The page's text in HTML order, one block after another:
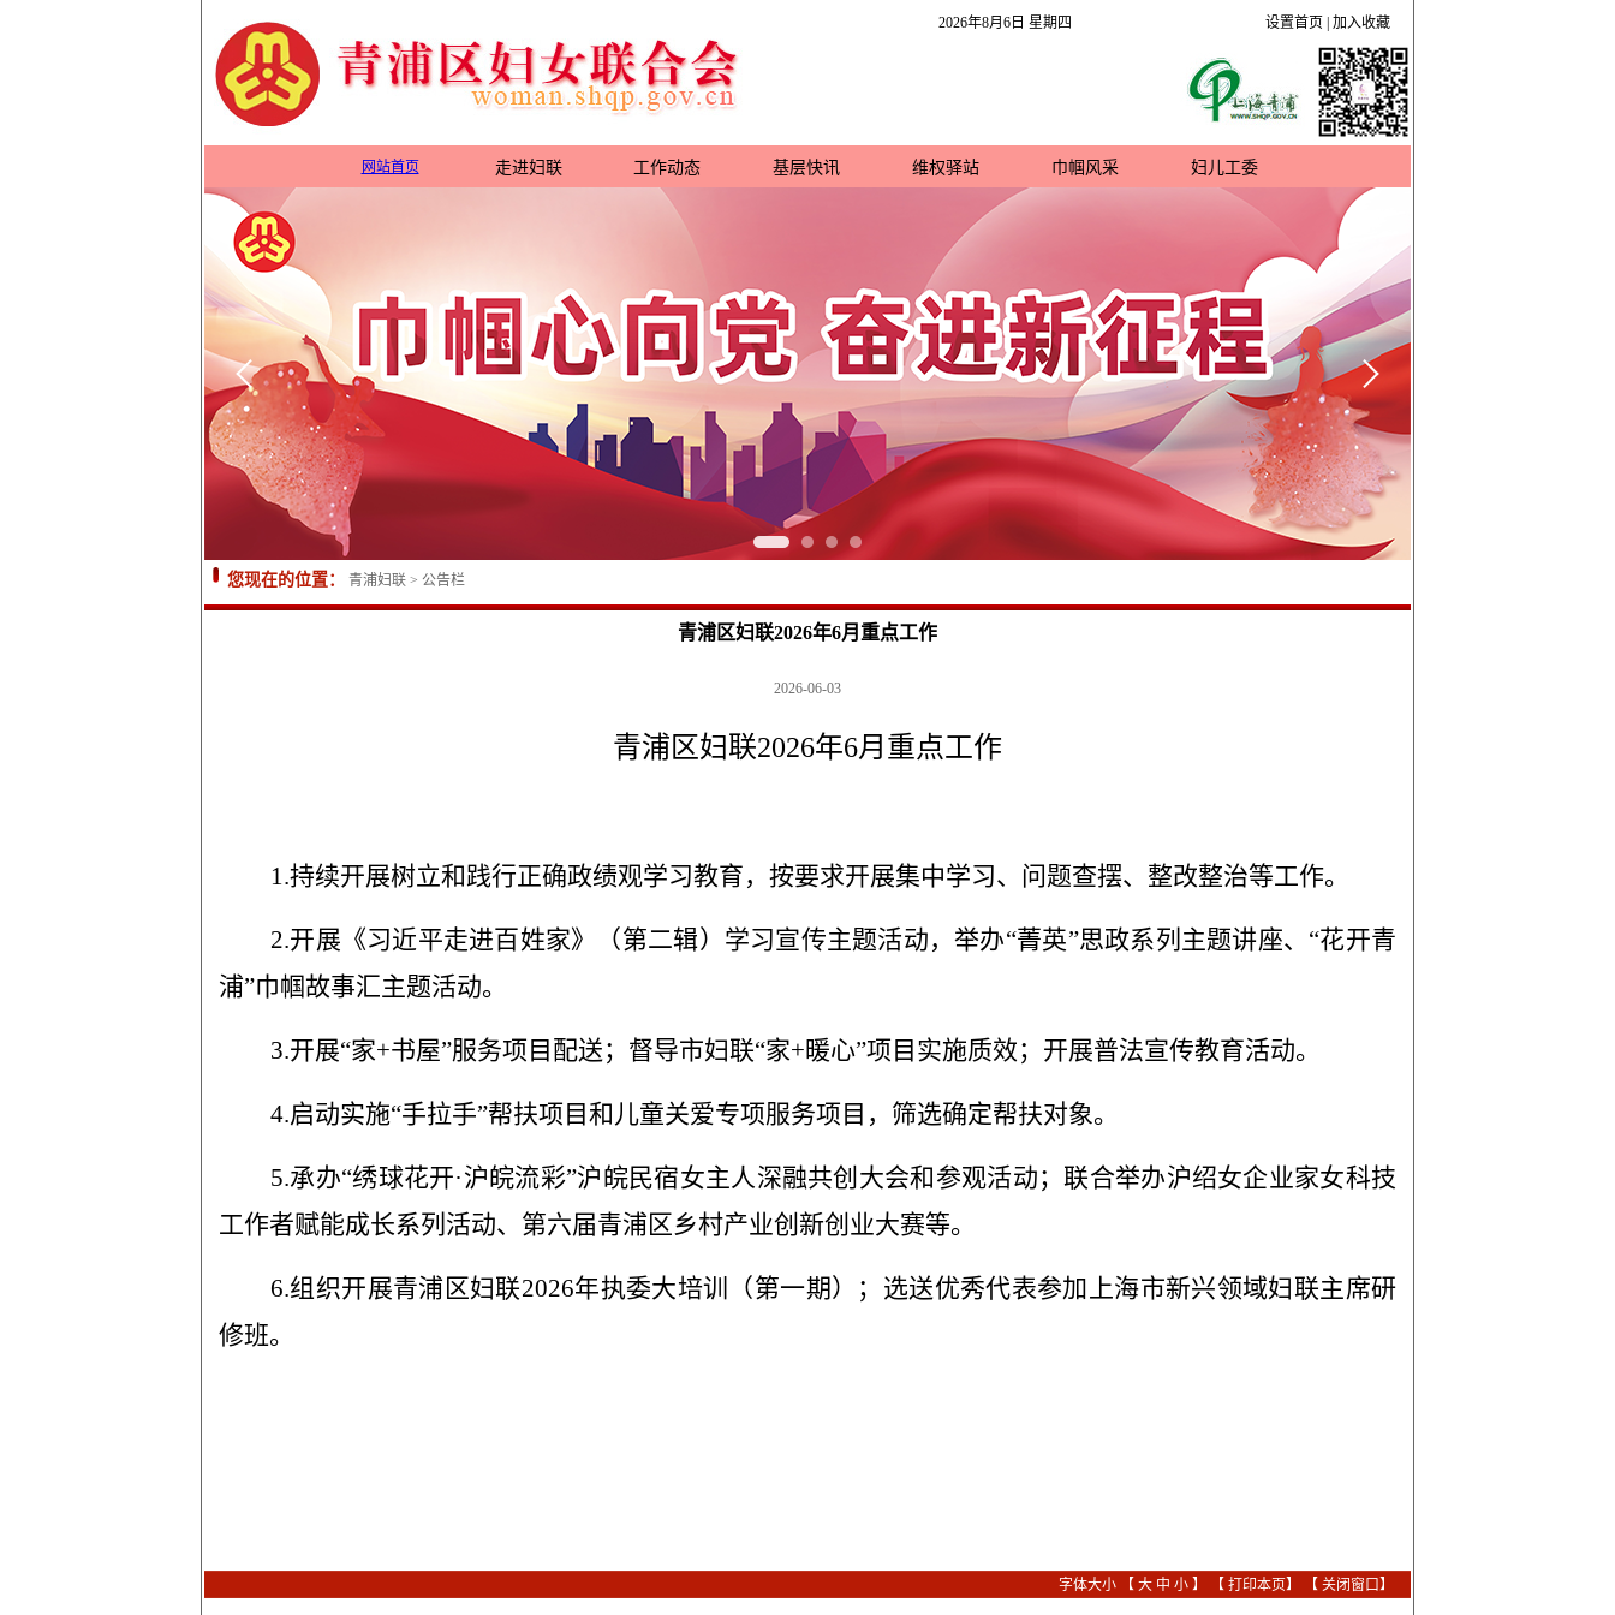
2026年8月6日 星期四 设置首页 加入收藏
网站首页 走进妇联 工作动态 基层快讯 维权驿站 巾帼风采 妇儿工委
您现在的位置： 青浦妇联 > 公告栏
青浦区妇联2026年6月重点工作
2026-06-03
青浦区妇联2026年6月重点工作
1.持续开展树立和践行正确政绩观学习教育，按要求开展集中学习、问题查摆、整改整治等工作。
2.开展《习近平走进百姓家》（第二辑）学习宣传主题活动，举办“菁英”思政系列主题讲座、“花开青
浦”巾帼故事汇主题活动。
3.开展“家+书屋”服务项目配送；督导市妇联“家+暖心”项目实施质效；开展普法宣传教育活动。
4.启动实施“手拉手”帮扶项目和儿童关爱专项服务项目，筛选确定帮扶对象。
5.承办“绣球花开·沪皖流彩”沪皖民宿女主人深融共创大会和参观活动；联合举办沪绍女企业家女科技
工作者赋能成长系列活动、第六届青浦区乡村产业创新创业大赛等。
6.组织开展青浦区妇联2026年执委大培训（第一期）；选送优秀代表参加上海市新兴领域妇联主席研
修班。
字体大小 【 大 中 小 】 【 打印本页】 【 关闭窗口】